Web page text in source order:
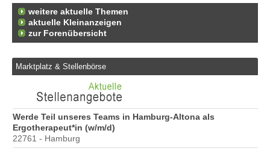
weitere aktuelle Themen
aktuelle Kleinanzeigen
zur Forenübersicht
Marktplatz & Stellenbörse
Werde Teil unseres Teams in Hamburg-Altona als
Ergotherapeut*in (w/m/d)
22761 - Hamburg